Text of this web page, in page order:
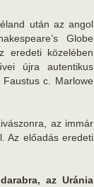
után az angol
Globe
eredeti közelében
újra autentikus
c. Marlowe
az immár
Az előadás eredeti
az Uránia